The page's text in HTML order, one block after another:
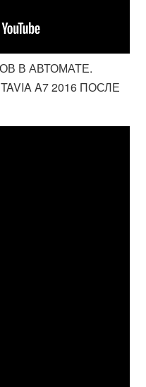
В АВТОМАТЕ.
A7 2016 ПОСЛЕ